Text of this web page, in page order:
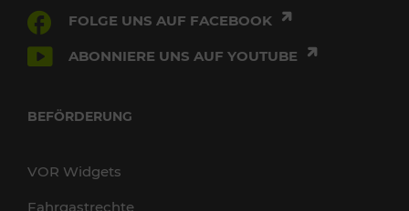
FOLGE UNS AUF FACEBOOK
ABONNIERE UNS AUF YOUTUBE
BEFÖRDERUNG
VOR Widgets
Fahrgastrechte